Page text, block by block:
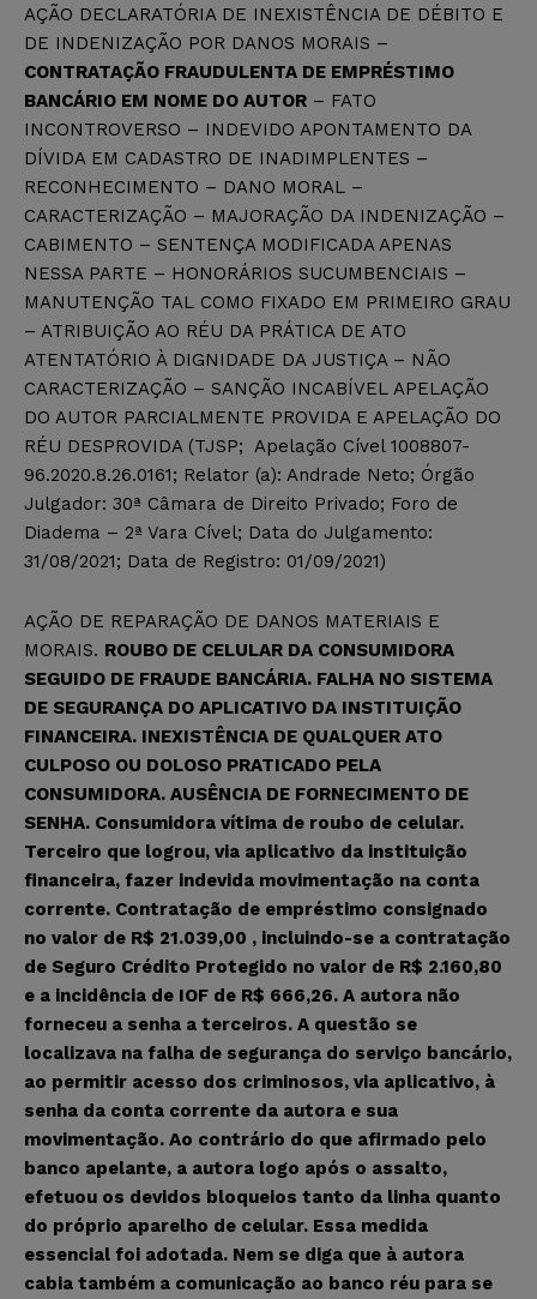
AÇÃO DECLARATÓRIA DE INEXISTÊNCIA DE DÉBITO E
DE INDENIZAÇÃO POR DANOS MORAIS –
CONTRATAÇÃO FRAUDULENTA DE EMPRÉSTIMO
BANCÁRIO EM NOME DO AUTOR – FATO
INCONTROVERSO – INDEVIDO APONTAMENTO DA
DÍVIDA EM CADASTRO DE INADIMPLENTES –
RECONHECIMENTO – DANO MORAL –
CARACTERIZAÇÃO – MAJORAÇÃO DA INDENIZAÇÃO –
CABIMENTO – SENTENÇA MODIFICADA APENAS
NESSA PARTE – HONORÁRIOS SUCUMBENCIAIS –
MANUTENÇÃO TAL COMO FIXADO EM PRIMEIRO GRAU
– ATRIBUIÇÃO AO RÉU DA PRÁTICA DE ATO
ATENTATÓRIO À DIGNIDADE DA JUSTIÇA – NÃO
CARACTERIZAÇÃO – SANÇÃO INCABÍVEL APELAÇÃO
DO AUTOR PARCIALMENTE PROVIDA E APELAÇÃO DO
RÉU DESPROVIDA (TJSP; Apelação Cível 1008807-
96.2020.8.26.0161; Relator (a): Andrade Neto; Órgão
Julgador: 30ª Câmara de Direito Privado; Foro de
Diadema – 2ª Vara Cível; Data do Julgamento:
31/08/2021; Data de Registro: 01/09/2021)
AÇÃO DE REPARAÇÃO DE DANOS MATERIAIS E
MORAIS. ROUBO DE CELULAR DA CONSUMIDORA
SEGUIDO DE FRAUDE BANCÁRIA. FALHA NO SISTEMA
DE SEGURANÇA DO APLICATIVO DA INSTITUIÇÃO
FINANCEIRA. INEXISTÊNCIA DE QUALQUER ATO
CULPOSO OU DOLOSO PRATICADO PELA
CONSUMIDORA. AUSÊNCIA DE FORNECIMENTO DE
SENHA. Consumidora vítima de roubo de celular.
Terceiro que logrou, via aplicativo da instituição
financeira, fazer indevida movimentação na conta
corrente. Contratação de empréstimo consignado
no valor de R$ 21.039,00 , incluindo-se a contratação
de Seguro Crédito Protegido no valor de R$ 2.160,80
e a incidência de IOF de R$ 666,26. A autora não
forneceu a senha a terceiros. A questão se
localizava na falha de segurança do serviço bancário,
ao permitir acesso dos criminosos, via aplicativo, à
senha da conta corrente da autora e sua
movimentação. Ao contrário do que afirmado pelo
banco apelante, a autora logo após o assalto,
efetuou os devidos bloqueios tanto da linha quanto
do próprio aparelho de celular. Essa medida
essencial foi adotada. Nem se diga que à autora
cabia também a comunicação ao banco réu para se